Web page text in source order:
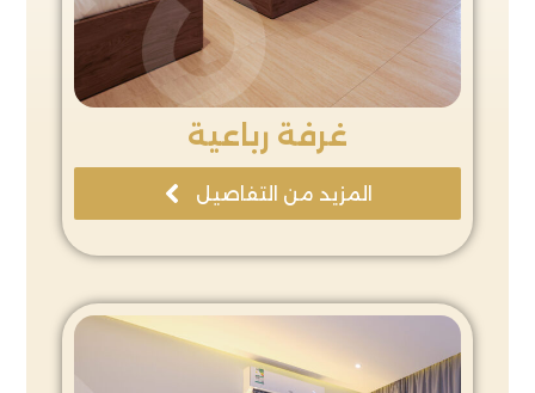
غرفة رباعية
المزيد من التفاصيل